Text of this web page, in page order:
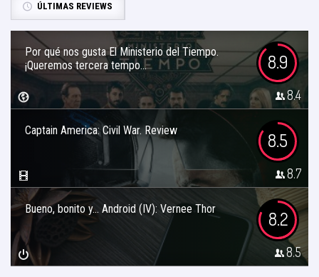
ÚLTIMAS REVIEWS
Por qué nos gusta El Ministerio del Tiempo.
¡Queremos tercera tempo...
8.9
8.4
Captain America: Civil War. Review 8.5
8.7
Bueno, bonito y… Android (IV): Vernee Thor 8.2
8.5